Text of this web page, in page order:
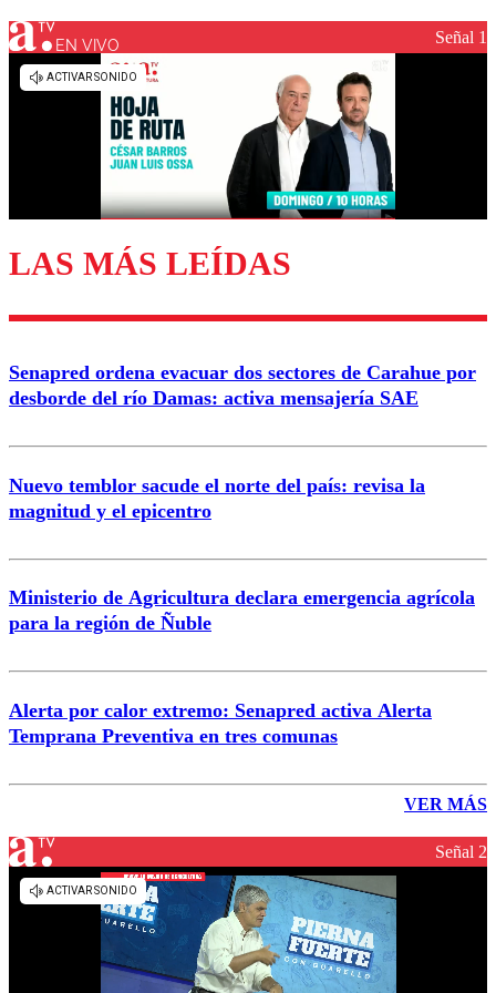
EN VIVO Señal 1
LAS MÁS LEÍDAS
Senapred ordena evacuar dos sectores de Carahue por
desborde del río Damas: activa mensajería SAE
Nuevo temblor sacude el norte del país: revisa la
magnitud y el epicentro
Ministerio de Agricultura declara emergencia agrícola
para la región de Ñuble
Alerta por calor extremo: Senapred activa Alerta
Temprana Preventiva en tres comunas
VER MÁS
Señal 2